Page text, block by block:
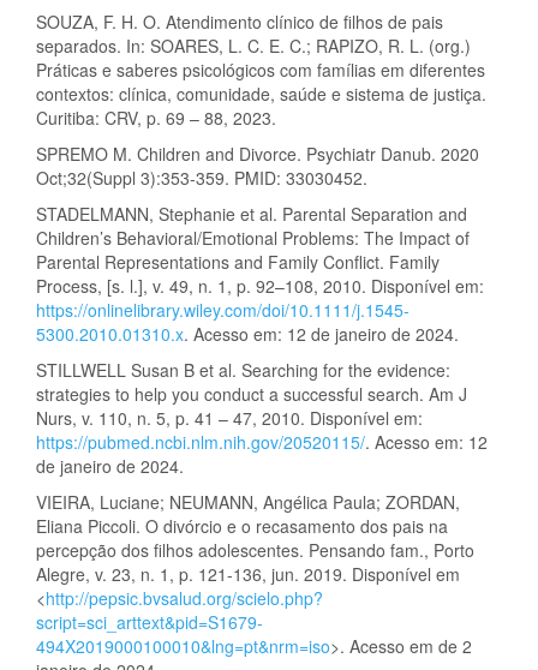
SOUZA, F. H. O. Atendimento clínico de filhos de pais
separados. In: SOARES, L. C. E. C.; RAPIZO, R. L. (org.)
Práticas e saberes psicológicos com famílias em diferentes
contextos: clínica, comunidade, saúde e sistema de justiça.
Curitiba: CRV, p. 69 – 88, 2023.
SPREMO M. Children and Divorce. Psychiatr Danub. 2020
Oct;32(Suppl 3):353-359. PMID: 33030452.
STADELMANN, Stephanie et al. Parental Separation and
Children’s Behavioral/Emotional Problems: The Impact of
Parental Representations and Family Conflict. Family
Process, [s. l.], v. 49, n. 1, p. 92–108, 2010. Disponível em:
https://onlinelibrary.wiley.com/doi/10.1111/j.1545-
5300.2010.01310.x. Acesso em: 12 de janeiro de 2024.
STILLWELL Susan B et al. Searching for the evidence:
strategies to help you conduct a successful search. Am J
Nurs, v. 110, n. 5, p. 41 – 47, 2010. Disponível em:
https://pubmed.ncbi.nlm.nih.gov/20520115/. Acesso em: 12
de janeiro de 2024.
VIEIRA, Luciane; NEUMANN, Angélica Paula; ZORDAN,
Eliana Piccoli. O divórcio e o recasamento dos pais na
percepção dos filhos adolescentes. Pensando fam., Porto
Alegre, v. 23, n. 1, p. 121-136, jun. 2019. Disponível em
<http://pepsic.bvsalud.org/scielo.php?
script=sci_arttext&pid=S1679-
494X2019000100010&lng=pt&nrm=iso>. Acesso em de 2